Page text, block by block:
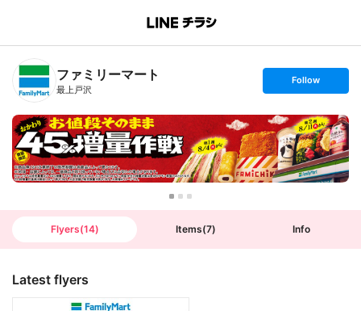
B
n
T
ファミリーマート
最上戸沢
s
t
o
l
l
o
w
Follow
Flyers(14) Items(7) Info
Latest flyers